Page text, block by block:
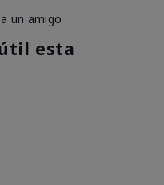
un amigo
esta